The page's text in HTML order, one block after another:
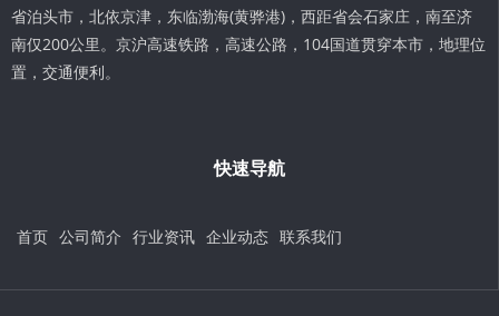
省泊头市，北依京津，东临渤海(黄骅港)，西距省会石家庄，南至济
南仅200公里。京沪高速铁路，高速公路，104国道贯穿本市，地理位
置，交通便利。
快速导航
首页 公司简介 行业资讯 企业动态 联系我们